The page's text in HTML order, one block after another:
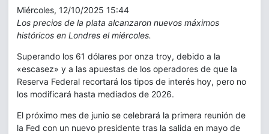
Miércoles, 12/10/2025 15:44
Los precios de la plata alcanzaron nuevos máximos
históricos en Londres el miércoles.
Superando los 61 dólares por onza troy, debido a la
«escasez» y a las apuestas de los operadores de que la
Reserva Federal recortará los tipos de interés hoy, pero no
los modificará hasta mediados de 2026.
El próximo mes de junio se celebrará la primera reunión de
la Fed con un nuevo presidente tras la salida en mayo de